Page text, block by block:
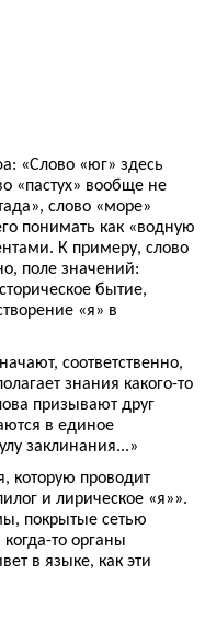
«Слово «юг» здесь
«пастух» вообще не
слово «море»
понимать как «водную
К примеру, слово
поле значений:
бытие,
«я» в
соответственно,
знания какого-то
призывают друг
в единое
заклинания...»
которую проводит
и лирическое «я»».
покрытые сетью
то органы
в языке, как эти